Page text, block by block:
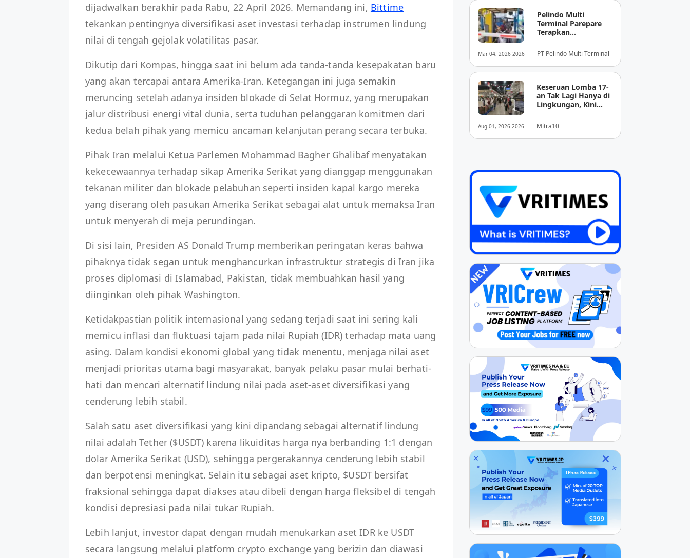
dijadwalkan berakhir pada Rabu, 22 April 2026. Memandang ini, Bittime
tekankan pentingnya diversifikasi aset investasi terhadap instrumen lindung
nilai di tengah gejolak volatilitas pasar.
Dikutip dari Kompas, hingga saat ini belum ada tanda-tanda kesepakatan baru
yang akan tercapai antara Amerika-Iran. Ketegangan ini juga semakin
meruncing setelah adanya insiden blokade di Selat Hormuz, yang merupakan
jalur distribusi energi vital dunia, serta tuduhan pelanggaran komitmen dari
kedua belah pihak yang memicu ancaman kelanjutan perang secara terbuka.
Pihak Iran melalui Ketua Parlemen Mohammad Bagher Ghalibaf menyatakan
kekecewaannya terhadap sikap Amerika Serikat yang dianggap menggunakan
tekanan militer dan blokade pelabuhan seperti insiden kapal kargo mereka
yang diserang oleh pasukan Amerika Serikat sebagai alat untuk memaksa Iran
untuk menyerah di meja perundingan.
Di sisi lain, Presiden AS Donald Trump memberikan peringatan keras bahwa
pihaknya tidak segan untuk menghancurkan infrastruktur strategis di Iran jika
proses diplomasi di Islamabad, Pakistan, tidak membuahkan hasil yang
diinginkan oleh pihak Washington.
Ketidakpastian politik internasional yang sedang terjadi saat ini sering kali
memicu inflasi dan fluktuasi tajam pada nilai Rupiah (IDR) terhadap mata uang
asing. Dalam kondisi ekonomi global yang tidak menentu, menjaga nilai aset
menjadi prioritas utama bagi masyarakat, banyak pelaku pasar mulai berhati-
hati dan mencari alternatif lindung nilai pada aset-aset diversifikasi yang
cenderung lebih stabil.
Salah satu aset diversifikasi yang kini dipandang sebagai alternatif lindung
nilai adalah Tether ($USDT) karena likuiditas harga nya berbanding 1:1 dengan
dolar Amerika Serikat (USD), sehingga pergerakannya cenderung lebih stabil
dan berpotensi meningkat. Selain itu sebagai aset kripto, $USDT bersifat
fraksional sehingga dapat diakses atau dibeli dengan harga fleksibel di tengah
kondisi depresiasi pada nilai tukar Rupiah.
Lebih lanjut, investor dapat dengan mudah menukarkan aset IDR ke USDT
secara langsung melalui platform crypto exchange yang berizin dan diawasi
Mar 04, 2026 2026
Pelindo Multi
Terminal Parepare
Terapkan
Nontunai di Pintu
Masuk Pelabuhan
Nusantara
PT Pelindo Multi Terminal
Aug 01, 2026 2026
Keseruan Lomba 17-
an Tak Lagi Hanya di
Lingkungan, Kini
Berbelanja
Mitra10